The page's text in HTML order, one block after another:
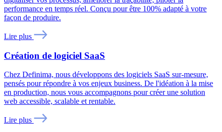
performance en temps réel. Conçu pour être 100% adapté à votre
façon de produire.
Lire plus
Création de logiciel SaaS
Chez Definima, nous développons des logiciels SaaS sur-mesure,
pensés pour répondre à vos enjeux business. De l'idéation à la mise
en production, nous vous accompagnons pour créer une solution
web accessible, scalable et rentable.
Lire plus